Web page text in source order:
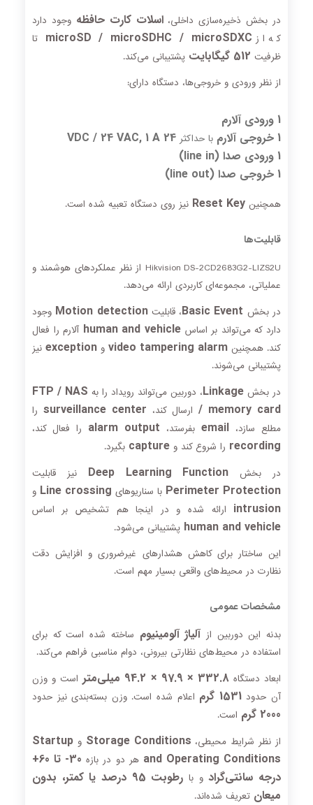
در بخش ذخیره‌سازی داخلی،اسلات کارت حافظه وجود دارد
که از microSD / microSDHC / microSDXC تا
ظرفیت 512 گیگابایت
پشتیبانی می‌کند.
از نظر ورودی و خروجی‌ها، دستگاه دارای:
1 ورودی آلارم
1 خروجی آلارم
با حداکثر 24 VDC / 24 VAC, 1 A
1 ورودی صدا (line in)
1 خروجی صدا (line out)
همچنین Reset Key نیز روی دستگاه تعبیه شده است.
قابلیت‌ها
Hikvision DS-2CD2683G2-LIZS2U از نظر عملکردهای هوشمند و
عملیاتی، مجموعه‌ای کاربردی ارائه می‌دهد.
در بخش Basic Event، قابلیتMotion detection وجود
دارد که می‌تواند بر اساس human and vehicle آلارم را فعال
کند. همچنین video tampering alarm وexception نیز
پشتیبانی می‌شوند.
در بخش Linkage، دوربین می‌تواند رویداد را به FTP / NAS
/ memory cardارسال کند، surveillance center را
مطلع سازد، emailبفرستد، alarm output را فعال کند،
recording را شروع کند و capture بگیرد.
در بخش Deep Learning Function نیز قابلیت
Perimeter Protection با سناریوهای Line crossing و
intrusion ارائه شده و در اینجا هم تشخیص بر اساس
human and vehicle پشتیبانی می‌شود.
این ساختار برای کاهش هشدارهای غیرضروری و افزایش دقت
نظارت در محیط‌های واقعی بسیار مهم است.
مشخصات عمومی
بدنه این دوربین از آلیاژ آلومینیوم ساخته شده است که برای
استفاده در محیط‌های نظارتی بیرونی، دوام مناسبی فراهم می‌کند.
ابعاد دستگاه332.8 × 97.9 × 94.2 میلی‌متر
است و وزن
آن حدود1531 گرم اعلام شده است. وزن بسته‌بندی نیز حدود
2000 گرم
است.
از نظر شرایط محیطی، Storage Conditions وStartup
and Operating Conditions هر دو در بازه
30- تا 60+
درجه سانتی‌گرادو با
رطوبت 95 درصد یا کمتر، بدون
میعان تعریف شده‌اند.